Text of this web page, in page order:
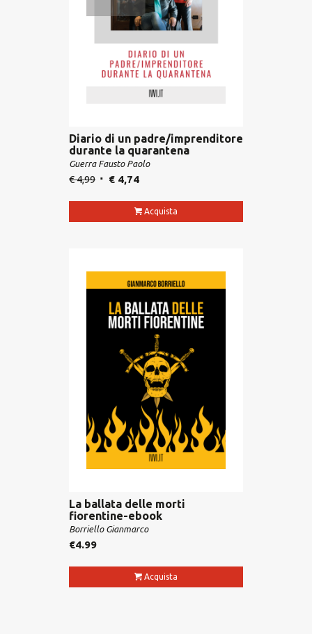
Diario di un padre/imprenditore
durante la quarantena
Guerra Fausto Paolo
€4,99 €4,74
Acquista
La ballata delle morti
fiorentine-ebook
Borriello Gianmarco
€4.99
Acquista